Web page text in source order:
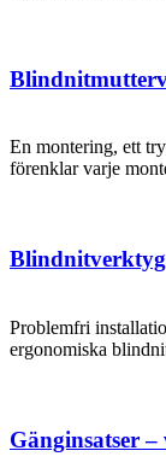
En montering, ett
förenklar varje
Blindnitverktyg
Problemfri
ergonomiska
Gänginsatser